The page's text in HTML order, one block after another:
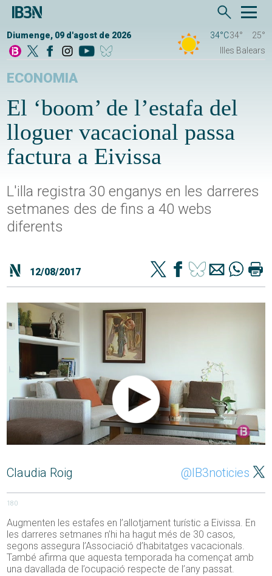
Diumenge, 09 d'agost de 2026 34°C34°
25°
Illes Balears
ECONOMIA
El ‘boom’ de l’estafa del
lloguer vacacional passa
factura a Eivissa
L'illa registra 30 enganys en les darreres
setmanes des de fins a 40 webs
diferents
12/08/2017
Claudia Roig @IB3noticies
180
Augmenten les estafes en l’allotjament turístic a Eivissa. En
les darreres setmanes n’hi ha hagut més de 30 casos,
segons assegura l’Associació d’habitatges vacacionals.
També afirma que aquesta temporada ha començat amb
una davallada de l’ocupació respecte de l’any passat.